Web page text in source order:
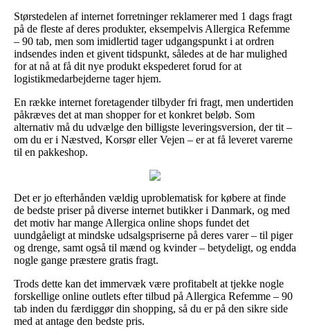
Størstedelen af internet forretninger reklamerer med 1 dags fragt
på de fleste af deres produkter, eksempelvis Allergica Refemme
– 90 tab, men som imidlertid tager udgangspunkt i at ordren
indsendes inden et givent tidspunkt, således at de har mulighed
for at nå at få dit nye produkt ekspederet forud for at
logistikmedarbejderne tager hjem.
En række internet foretagender tilbyder fri fragt, men undertiden
påkræves det at man shopper for et konkret beløb. Som
alternativ må du udvælge den billigste leveringsversion, der tit –
om du er i Næstved, Korsør eller Vejen – er at få leveret varerne
til en pakkeshop.
Det er jo efterhånden vældig uproblematisk for købere at finde
de bedste priser på diverse internet butikker i Danmark, og med
det motiv har mange Allergica online shops fundet det
uundgåeligt at mindske udsalgspriserne på deres varer – til piger
og drenge, samt også til mænd og kvinder – betydeligt, og endda
nogle gange præstere gratis fragt.
Trods dette kan det immervæk være profitabelt at tjekke nogle
forskellige online outlets efter tilbud på Allergica Refemme – 90
tab inden du færdiggør din shopping, så du er på den sikre side
med at antage den bedste pris.